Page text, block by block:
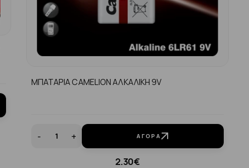
ΜΠΑΤΑΡΙΑ CAMELION ΑΛΚΑΛΙΚΗ 9V
- + ΑΓΟΡΆ
2.30€